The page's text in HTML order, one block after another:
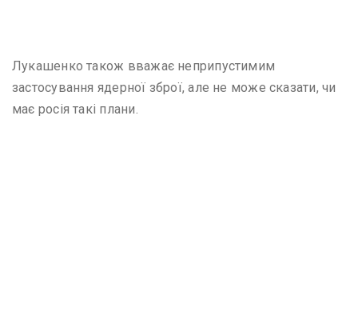
Лукашенко також вважає неприпустимим
застосування ядерної зброї, але не може сказати, чи
має росія такі плани.